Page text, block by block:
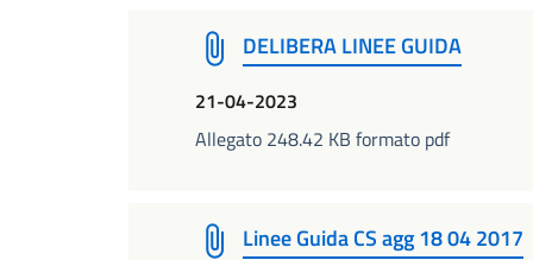
DELIBERA LINEE GUIDA
21-04-2023
Allegato 248.42 KB formato pdf
Linee Guida CS agg 18 04 2017